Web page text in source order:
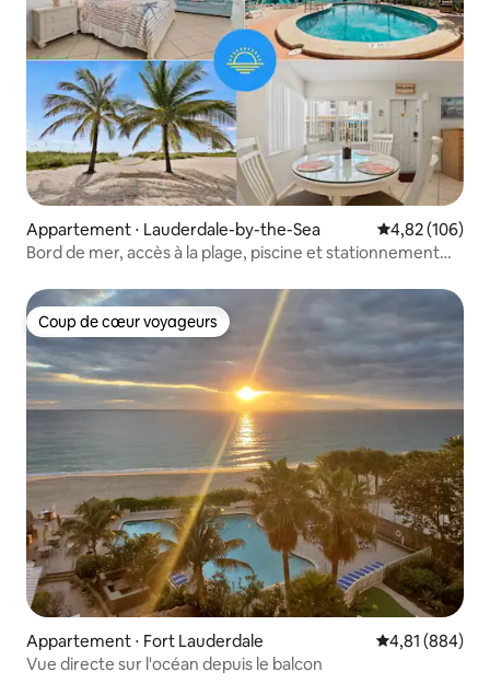
Appartement ⋅ Lauderdale-by-the-Sea Évaluation
4,82 (106)
Bord de mer, accès à la plage, piscine et stationnement
Coup de cœur voyageurs
Coup de cœur voyageurs
Appartement ⋅ Fort Lauderdale Évaluation
4,81 (884)
Vue directe sur l'océan depuis le balcon